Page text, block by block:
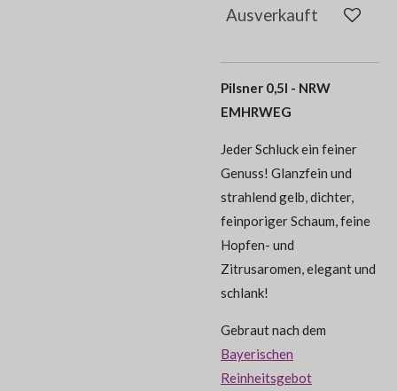
Ausverkauft
Pilsner 0,5l - NRW
EMHRWEG
Jeder Schluck ein feiner
Genuss! Glanzfein und
strahlend gelb, dichter,
feinporiger Schaum, feine
Hopfen- und
Zitrusaromen, elegant und
schlank!
Gebraut nach dem
Bayerischen
Reinheitsgebot